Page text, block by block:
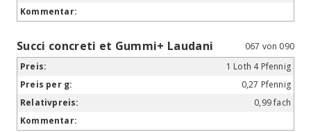
Succi concreti et Gummi+ Laudani
067 von 090
1 Loth 4 Pfennig
0,27 Pfennig
0,99 fach